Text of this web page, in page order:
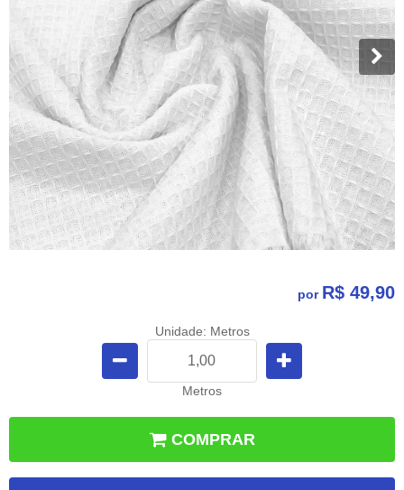
por R$ 49,90
Unidade: Metros
Metros
COMPRAR